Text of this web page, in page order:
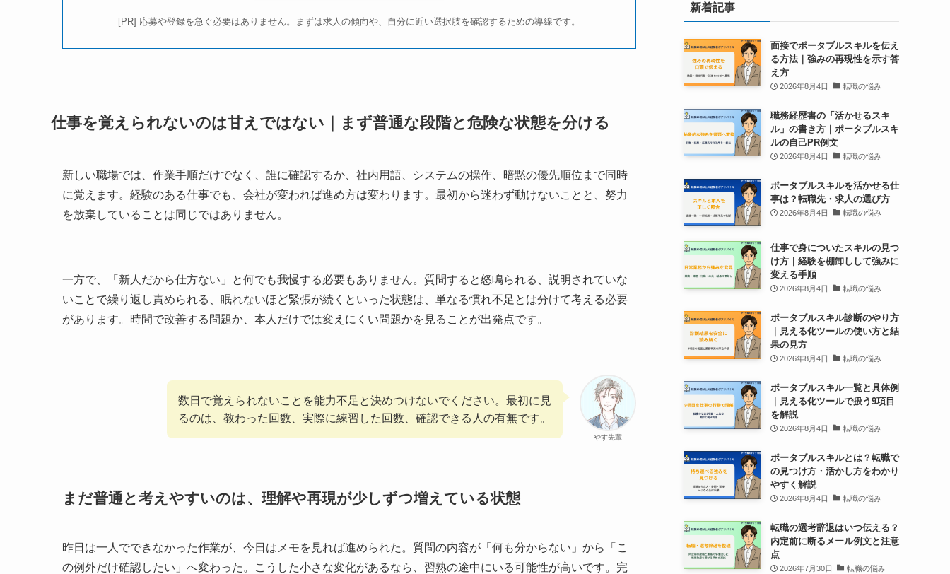
[PR] 応募や登録を急ぐ必要はありません。まずは求人の傾向や、自分に近い選択肢を確認するための導線です。
仕事を覚えられないのは甘えではない｜まず普通な段階と危険な状態を分ける
新しい職場では、作業手順だけでなく、誰に確認するか、社内用語、システムの操作、暗黙の優先順位まで同時
に覚えます。経験のある仕事でも、会社が変われば進め方は変わります。最初から迷わず動けないことと、努力
を放棄していることは同じではありません。
一方で、「新人だから仕方ない」と何でも我慢する必要もありません。質問すると怒鳴られる、説明されていな
いことで繰り返し責められる、眠れないほど緊張が続くといった状態は、単なる慣れ不足とは分けて考える必要
があります。時間で改善する問題か、本人だけでは変えにくい問題かを見ることが出発点です。
やす先輩
数日で覚えられないことを能力不足と決めつけないでください。最初に見
るのは、教わった回数、実際に練習した回数、確認できる人の有無です。
まだ普通と考えやすいのは、理解や再現が少しずつ増えている状態
昨日は一人でできなかった作業が、今日はメモを見れば進められた。質問の内容が「何も分からない」から「こ
の例外だけ確認したい」へ変わった。こうした小さな変化があるなら、習熟の途中にいる可能性が高いです。完
新着記事
面接でポータブルスキルを伝え
る方法｜強みの再現性を示す答
え方
2026年8月4日 転職の悩み
職務経歴書の「活かせるスキ
ル」の書き方｜ポータブルスキ
ルの自己PR例文
2026年8月4日 転職の悩み
ポータブルスキルを活かせる仕
事は？転職先・求人の選び方
2026年8月4日 転職の悩み
仕事で身についたスキルの見つ
け方｜経験を棚卸しして強みに
変える手順
2026年8月4日 転職の悩み
ポータブルスキル診断のやり方
｜見える化ツールの使い方と結
果の見方
2026年8月4日 転職の悩み
ポータブルスキル一覧と具体例
｜見える化ツールで扱う9項目
を解説
2026年8月4日 転職の悩み
ポータブルスキルとは？転職で
の見つけ方・活かし方をわかり
やすく解説
2026年8月4日 転職の悩み
転職の選考辞退はいつ伝える？
内定前に断るメール例文と注意
点
2026年7月30日 転職の悩み